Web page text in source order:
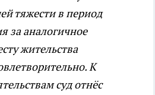
тяжести в период
за аналогичное
жительства
К
суд отнёс